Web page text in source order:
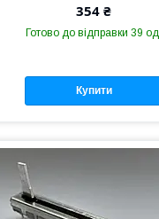
354 ₴
Готово до відправки 39 од.
Купити